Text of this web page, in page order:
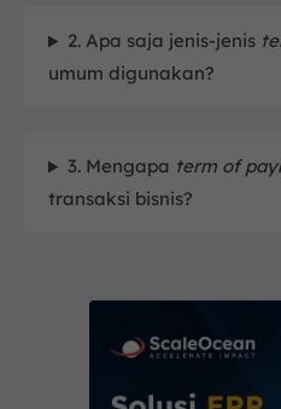
2. Apa saja jenis-jenis
umum digunakan?
3. Mengapa term of
transaksi bisnis?